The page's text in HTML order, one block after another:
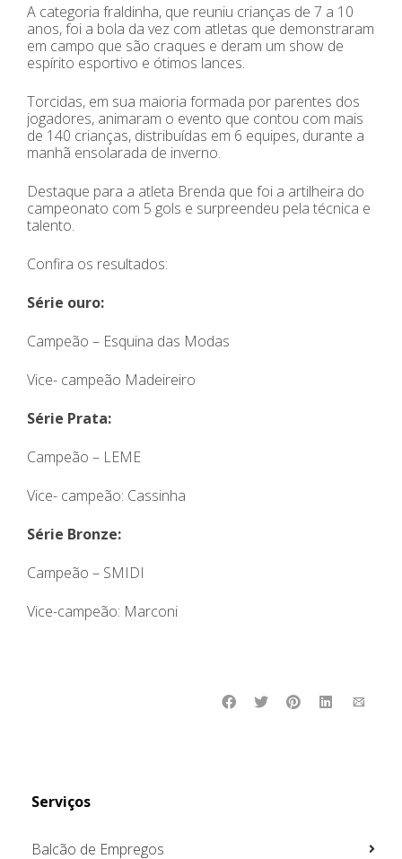
A categoria fraldinha, que reuniu crianças de 7 a 10
anos, foi a bola da vez com atletas que demonstraram
em campo que são craques e deram um show de
espírito esportivo e ótimos lances.
Torcidas, em sua maioria formada por parentes dos
jogadores, animaram o evento que contou com mais
de 140 crianças, distribuídas em 6 equipes, durante a
manhã ensolarada de inverno.
Destaque para a atleta Brenda que foi a artilheira do
campeonato com 5 gols e surpreendeu pela técnica e
talento.
Confira os resultados:
Série ouro:
Campeão – Esquina das Modas
Vice- campeão Madeireiro
Série Prata:
Campeão – LEME
Vice- campeão: Cassinha
Série Bronze:
Campeão – SMIDI
Vice-campeão: Marconi
Serviços
Balcão de Empregos